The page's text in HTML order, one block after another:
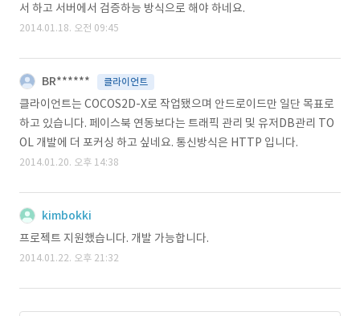
서 하고 서버에서 검증하능 방식으로 해야 하네요.
2014.01.18. 오전 09:45
BR****** 클라이언트
클라이언트는 COCOS2D-X로 작업됐으며 안드로이드만 일단 목표로
하고 있습니다. 페이스북 연동보다는 트래픽 관리 및 유저DB관리 TO
OL 개발에 더 포커싱 하고 싶네요. 통신방식은 HTTP 입니다.
2014.01.20. 오후 14:38
kimbokki
프로젝트 지원했습니다. 개발 가능합니다.
2014.01.22. 오후 21:32